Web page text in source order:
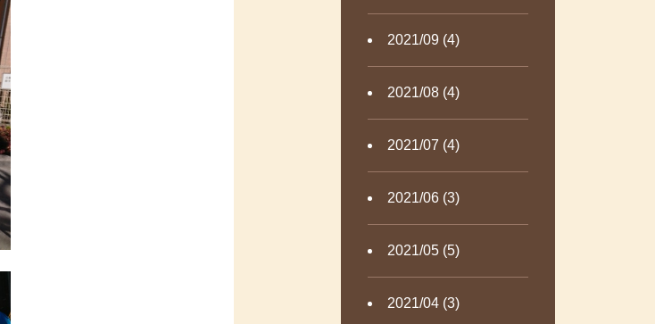
2021/09 (4)
2021/08 (4)
2021/07 (4)
2021/06 (3)
2021/05 (5)
2021/04 (3)